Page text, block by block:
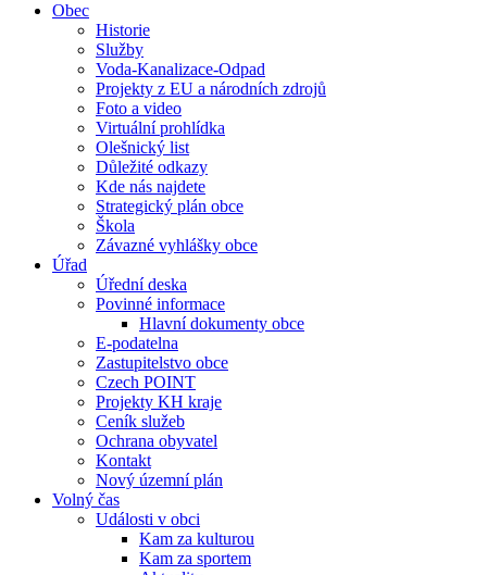
Obec
Historie
Služby
Voda-Kanalizace-Odpad
Projekty z EU a národních zdrojů
Foto a video
Virtuální prohlídka
Olešnický list
Důležité odkazy
Kde nás najdete
Strategický plán obce
Škola
Závazné vyhlášky obce
Úřad
Úřední deska
Povinné informace
Hlavní dokumenty obce
E-podatelna
Zastupitelstvo obce
Czech POINT
Projekty KH kraje
Ceník služeb
Ochrana obyvatel
Kontakt
Nový územní plán
Volný čas
Události v obci
Kam za kulturou
Kam za sportem